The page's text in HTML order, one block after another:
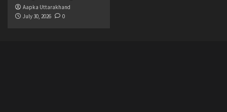
Aapka Uttarakhand
July 30, 2026
0